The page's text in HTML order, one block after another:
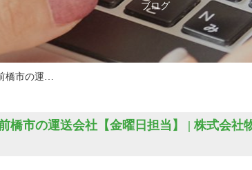
ブログ
橋市の運…
橋市の運送会社【金曜日担当】 | 株式会社